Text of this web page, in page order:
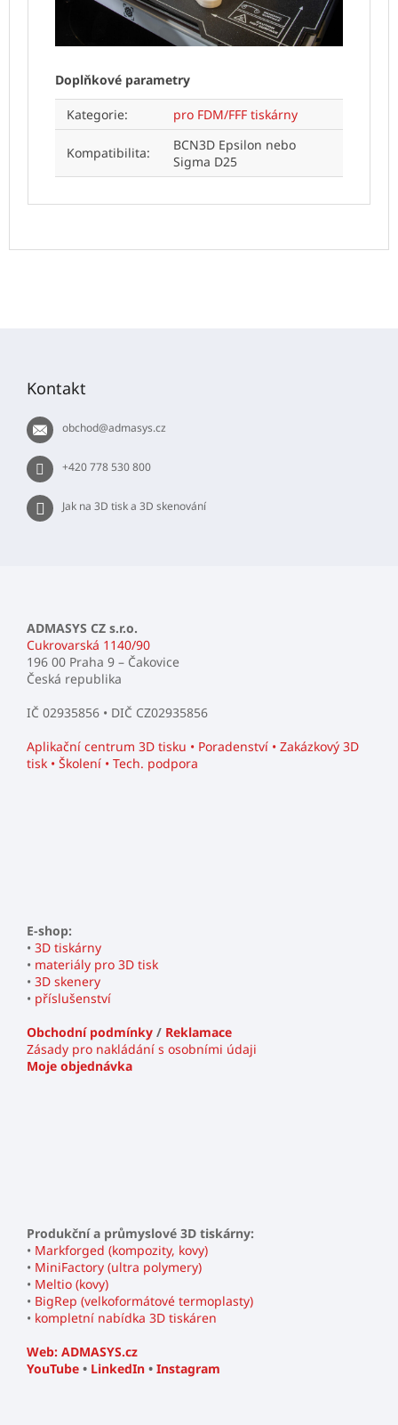
Doplňkové parametry
Kategorie: pro FDM/FFF tiskárny
Kompatibilita:
BCN3D Epsilon nebo
Sigma D25
Kontakt
obchod@admasys.cz
+420 778 530 800
Jak na 3D tisk a 3D skenování
ADMASYS CZ s.r.o.
Cukrovarská 1140/90
196 00 Praha 9 – Čakovice
Česká republika
IČ 02935856 • DIČ CZ02935856
Aplikační centrum 3D tisku • Poradenství • Zakázkový 3D
tisk • Školení • Tech. podpora
E-shop:
• 3D tiskárny
• materiály pro 3D tisk
• 3D skenery
• příslušenství
Obchodní podmínky / Reklamace
Zásady pro nakládání s osobními údaji
Moje objednávka
Produkční a průmyslové 3D tiskárny:
• Markforged (kompozity, kovy)
• MiniFactory (ultra polymery)
• Meltio (kovy)
• BigRep (velkoformátové termoplasty)
• kompletní nabídka 3D tiskáren
Web: ADMASYS.cz
YouTube • LinkedIn • Instagram